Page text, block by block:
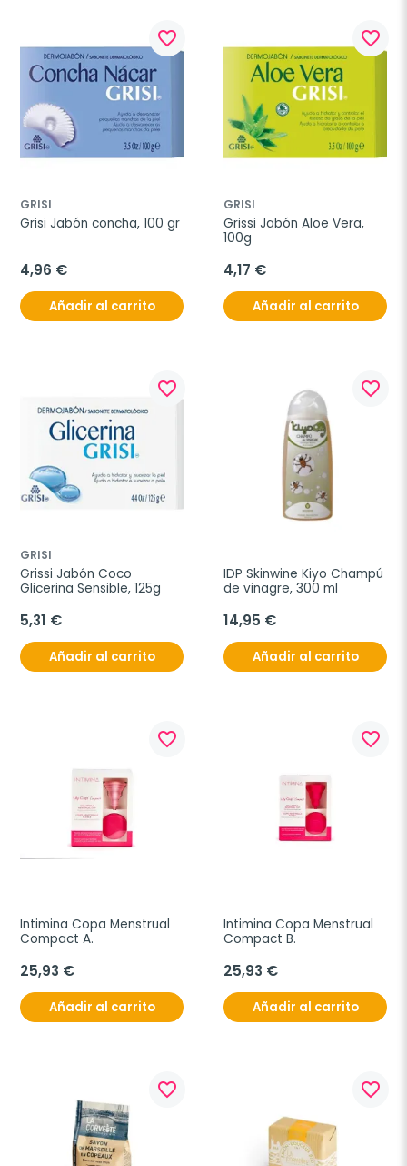
favorite_border
GRISI
Grisi Jabón concha, 100 gr
4,96 €
Añadir al carrito
favorite_border
GRISI
Grissi Jabón Aloe Vera,
100g
4,17 €
Añadir al carrito
favorite_border
GRISI
Grissi Jabón Coco
Glicerina Sensible, 125g
5,31 €
Añadir al carrito
favorite_border
IDP Skinwine Kiyo Champú
de vinagre, 300 ml
14,95 €
Añadir al carrito
favorite_border
Intimina Copa Menstrual
25,93 €
Añadir al carrito
favorite_border
Intimina Copa Menstrual
25,93 €
Añadir al carrito
favorite_border favorite_border